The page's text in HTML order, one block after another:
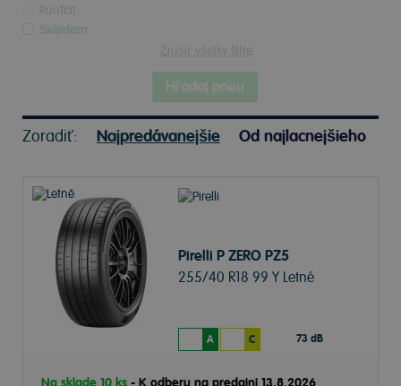
Runflat
Skladom
Zrušiť všetky filtre
Hľadaj pneu
Zoradiť: Najpredávanejšie Od najlacnejšieho
Pirelli P ZERO PZ5
255/40 R18 99 Y Letné
A C 73 dB